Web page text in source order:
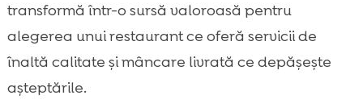
transformă într-o sursă valoroasă pentru
alegerea unui restaurant ce oferă servicii de
înaltă calitate și mâncare livrată ce depășește
așteptările.